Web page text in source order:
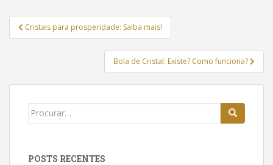
Navegação
de
Cristais para prosperidade: Saiba mais!
Bola de Cristal: Existe? Como funciona?
Buscar:
POSTS RECENTES